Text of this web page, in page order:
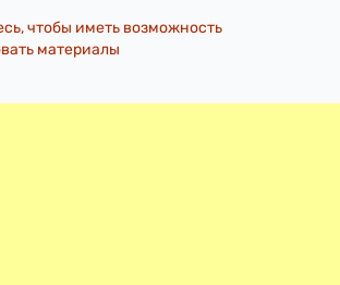
чтобы иметь возможность
материалы